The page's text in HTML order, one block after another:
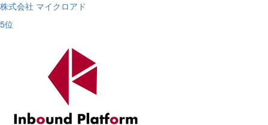
株式会社 マイクロアド
5位